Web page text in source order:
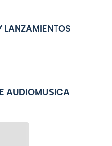
LANZAMIENTOS
AUDIOMUSICA